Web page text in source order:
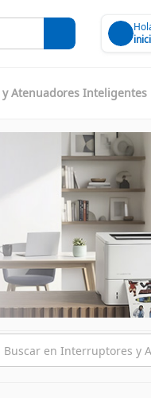
Atenuadores Inteligentes